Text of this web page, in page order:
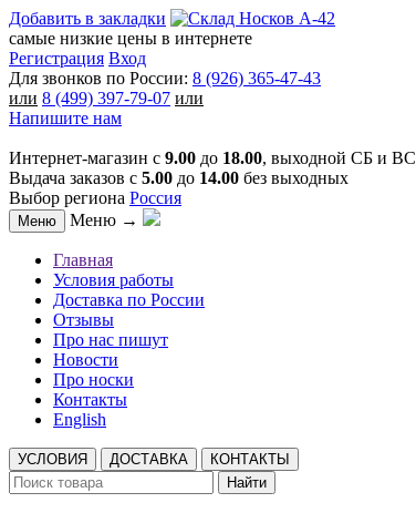
Добавить в закладки
самые низкие цены в интернете
Регистрация Вход
Для звонков по России: 8 (926) 365-47-43
или 8 (499) 397-79-07 или
Напишите нам
Интернет-магазин с 9.00 до 18.00, выходной СБ и ВС
Выдача заказов с 5.00 до 14.00 без выходных
Выбор региона Россия
Меню Меню →
Главная
Условия работы
Доставка по России
Отзывы
Про нас пишут
Новости
Про носки
Контакты
English
УСЛОВИЯ ДОСТАВКА
КОНТАКТЫ
Найти